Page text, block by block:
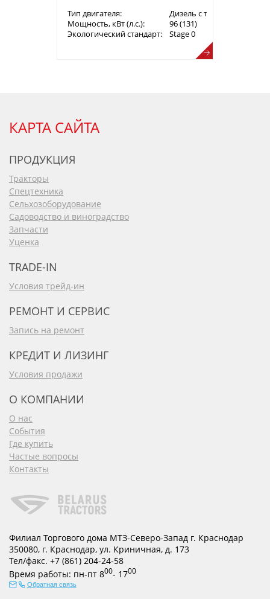
Тип двигателя:
Дизель с турбонаддувом
Мощность, кВт (л.с.):
96 (131)
Экологический стандарт:
Stage 0
КАРТА САЙТА
ПРОДУКЦИЯ
Тракторы
Спецтехника
Сельхозоборудование
Садоводство и виноградство
Запчасти
Уценка
TRADE-IN
Условия трейд-ин
РЕМОНТ И СЕРВИС
Запись на ремонт
КРЕДИТ И ЛИЗИНГ
Условия продажи
О КОМПАНИИ
О нас
События
Где купить
Частые вопросы
Контакты
Филиал Торгового дома МТЗ-Северо-Запад г. Краснодар
350080, г. Краснодар, ул. Криничная, д. 173
Тел/факс. +7 (861) 204-24-58
Время работы: пн-пт 800- 1700
Обратная связь